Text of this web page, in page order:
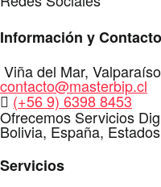
Información y Contacto
Dirección
Viña del Mar, Valparaíso
E-
Mail
contacto@masterbip.cl
WhatsApp
(+56 9) 6398 8453
Ofrecemos Servicios
Bolivia, España,
Servicios